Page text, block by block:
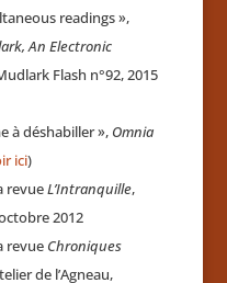
readings»,
An Electronic
Flash n°92, 2015
à déshabiller », Omnia
ici)
revueL’Intranquille,
2012
revue Chroniques
de l’Agneau,